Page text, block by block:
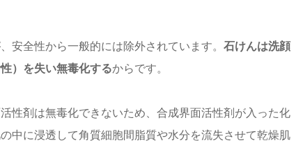
全性から一般的には除外されています。 石けんは洗顔
）を失い無毒化するからです。
性剤は無毒化できないため、合成界面活性剤が入った化
中に浸透して角質細胞間脂質や水分を流失させて乾燥肌